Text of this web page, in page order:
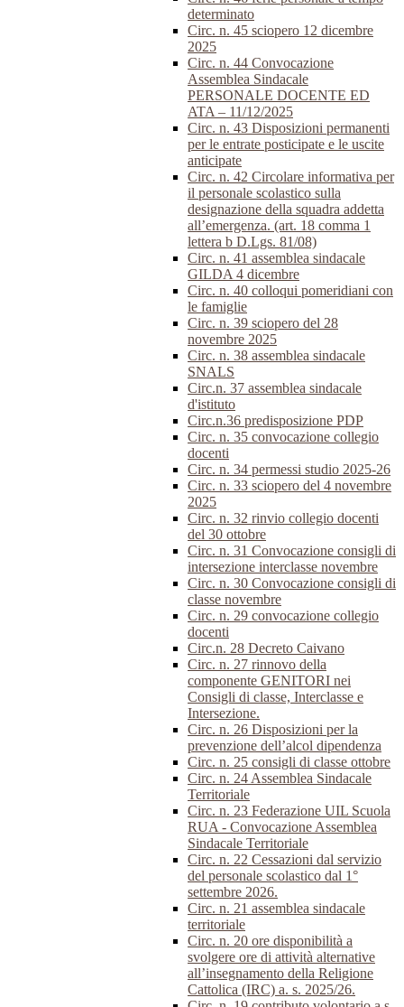
determinato
Circ. n. 45 sciopero 12 dicembre
2025
Circ. n. 44 Convocazione
Assemblea Sindacale
PERSONALE DOCENTE ED
ATA – 11/12/2025
Circ. n. 43 Disposizioni permanenti
per le entrate posticipate e le uscite
anticipate
Circ. n. 42 Circolare informativa per
il personale scolastico sulla
designazione della squadra addetta
all’emergenza. (art. 18 comma 1
lettera b D.Lgs. 81/08)
Circ. n. 41 assemblea sindacale
GILDA 4 dicembre
Circ. n. 40 colloqui pomeridiani con
le famiglie
Circ. n. 39 sciopero del 28
novembre 2025
Circ. n. 38 assemblea sindacale
SNALS
Circ.n. 37 assemblea sindacale
d'istituto
Circ.n.36 predisposizione PDP
Circ. n. 35 convocazione collegio
docenti
Circ. n. 34 permessi studio 2025-26
Circ. n. 33 sciopero del 4 novembre
2025
Circ. n. 32 rinvio collegio docenti
del 30 ottobre
Circ. n. 31 Convocazione consigli di
intersezione interclasse novembre
Circ. n. 30 Convocazione consigli di
classe novembre
Circ. n. 29 convocazione collegio
docenti
Circ.n. 28 Decreto Caivano
Circ. n. 27 rinnovo della
componente GENITORI nei
Consigli di classe, Interclasse e
Intersezione.
Circ. n. 26 Disposizioni per la
prevenzione dell’alcol dipendenza
Circ. n. 25 consigli di classe ottobre
Circ. n. 24 Assemblea Sindacale
Territoriale
Circ. n. 23 Federazione UIL Scuola
RUA - Convocazione Assemblea
Sindacale Territoriale
Circ. n. 22 Cessazioni dal servizio
del personale scolastico dal 1°
settembre 2026.
Circ. n. 21 assemblea sindacale
territoriale
Circ. n. 20 ore disponibilità a
svolgere ore di attività alternative
all’insegnamento della Religione
Cattolica (IRC) a. s. 2025/26.